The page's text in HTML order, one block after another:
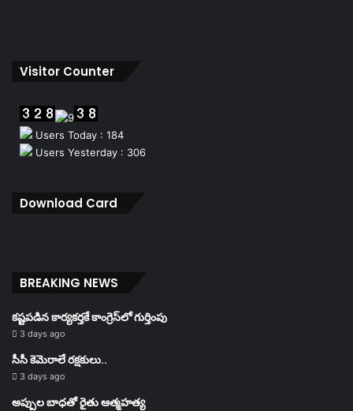
Visitor Counter
Users Today : 184
Users Yesterday : 306
Download Card
BREAKING NEWS
కష్టపడిన కార్యకర్తకే కాంగ్రెస్‌లో గుర్తింపు
3 days ago
సీసీ కెమెరాలే రక్షకులు..
3 days ago
అప్పుల బాధతో రైతు ఆత్మహత్య